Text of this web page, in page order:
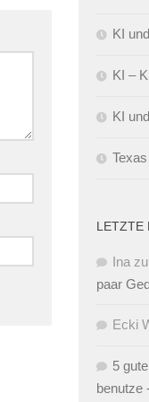
KI
KI –
KI
LETZTE
Ina zu
paar
Ecki
5
benutze